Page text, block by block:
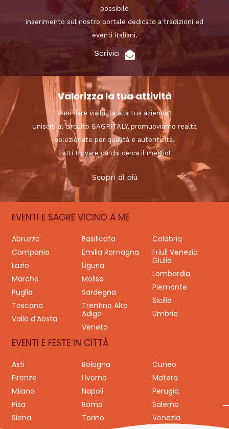
possibile
inserimento sul nostro portale dedicato a tradizioni ed
eventi italiani.
Scrivici
Valorizza la tua attività
Vuoi dare visibilità alla tua azienda?
Unisciti al circuito SAGRITALY, promuoviamo realtà
selezionate per qualità e autenticità.
Fatti trovare da chi cerca il meglio!
Scopri di più
EVENTI E SAGRE VICINO A ME
Abruzzo Basilicata
Calabria
Campania
Emilia Romagna
Friuli Venezia
Giulia
Lazio
Liguria
Lombardia
Marche
Molise
Piemonte
Puglia
Sardegna
Sicilia
Toscana
Trentino Alto
Adige
Umbria
Valle d’Aosta
Veneto
EVENTI E FESTE IN CITTÀ
Asti Bologna
Cuneo
Firenze
Livorno
Matera
Milano
Napoli
Perugia
Pisa
Roma
Salerno
Siena
Torino Venezia